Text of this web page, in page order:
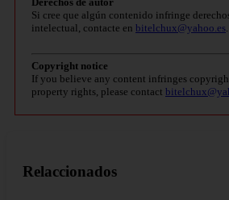
Si cree que algún contenido infringe
intelectual, contacte en bitelchux@yahoo.es.
Copyright notice
If you believe any content infringes
property rights, please contact
Relaccionados